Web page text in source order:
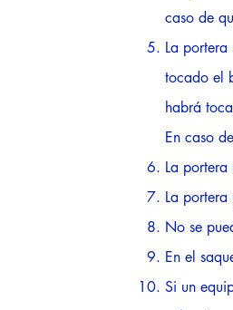
caso de
La
tocado el
habrá
En caso
La
La
No se
En el
Si un